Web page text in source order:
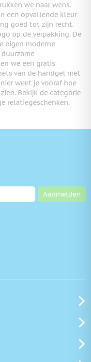
we naar wens.
een opvallende kleur
goed tot zijn recht.
op de verpakking. De
eigen moderne
we een gratis
van de handgel met
weet je vooraf hoe
Bekijk de categorie
relatiegeschenken.
Aanmelden